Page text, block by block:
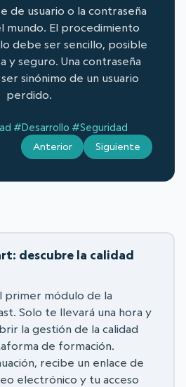
de usuario o la contraseña
mundo. El procedimiento
debe ser sencillo, posible
y seguro. Una contraseña
sinónimo de un usuario
perdido.
#Desarrollo #Seguridad
Anterior Siguiente
descubre la calidad
primer módulo de la
Solo te llevará una hora y
la gestión de la calidad
de formación.
recibe un enlace de
electrónico y tu acceso